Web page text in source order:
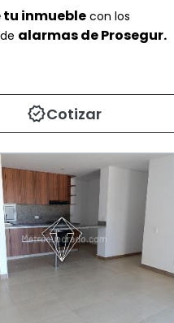
tu inmueble con los
alarmas de Prosegur.
Cotizar